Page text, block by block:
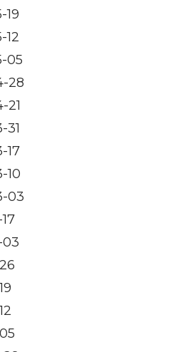
19
12
05
28
21
31
17
10
03
03